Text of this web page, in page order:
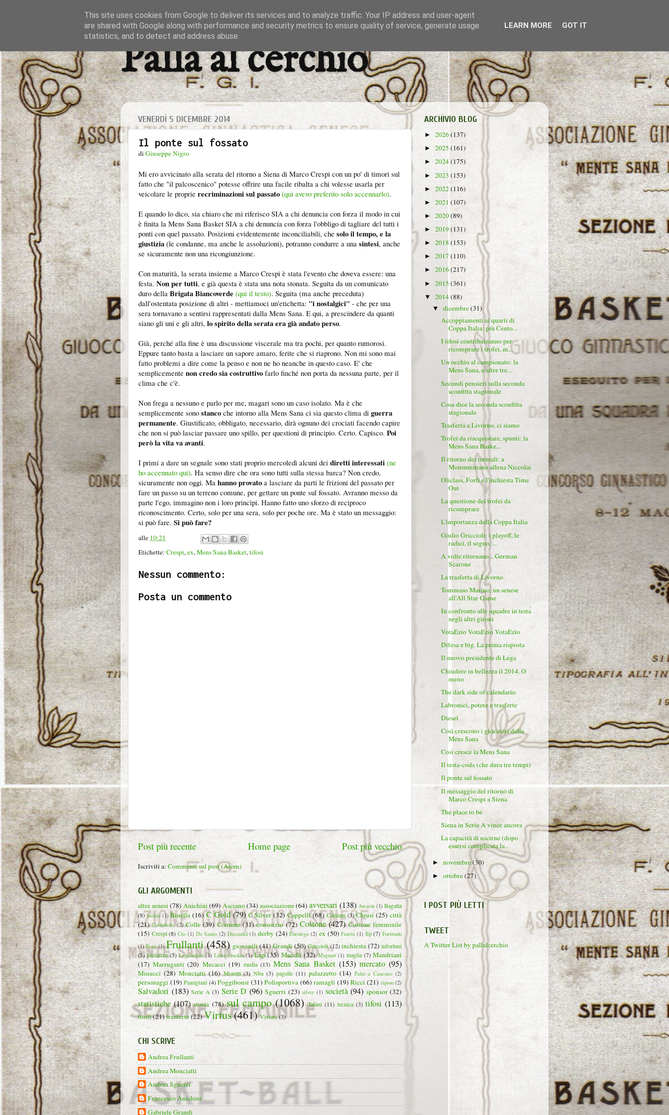
Palla al cerchio
VENERDÌ 5 DICEMBRE 2014
Il ponte sul fossato
diGiuseppe Nigro
Mi ero avvicinato alla serata del ritorno a Siena di Marco Crespi con un po' di timori sul
fatto che "il palcoscenico" potesse offrire una facile ribalta a chi volesse usarla per
veicolare le proprie recriminazioni sul passato (qui avevo preferito solo accennarlo).
E quando lo dico, sia chiaro che mi riferisco SIA a chi denuncia con forza il modo in cui
è finita la Mens Sana Basket SIA a chi denuncia con forza l'obbligo di tagliare del tutti i
ponti con quel passato. Posizioni evidentemente inconciliabili, che solo il tempo, e la
giustizia (le condanne, ma anche le assoluzioni), potranno condurre a una sintesi, anche
se sicuramente non una ricongiunzione.
Con maturità, la serata insieme a Marco Crespi è stata l'evento che doveva essere: una
festa. Non per tutti, e già questa è stata una nota stonata. Seguita da un comunicato
duro della Brigata Biancoverde (qui il testo). Seguita (ma anche preceduta)
dall'ostentata posizione di altri - mettiamoci un'etichetta: "i nostalgici" - che per una
sera tornavano a sentirsi rappresentati dalla Mens Sana. E qui, a prescindere da quanti
siano gli uni e gli altri, lo spirito della serata era già andato perso.
Già, perché alla fine è una discussione viscerale ma tra pochi, per quanto rumorosi.
Eppure tanto basta a lasciare un sapore amaro, ferite che si riaprono. Non mi sono mai
fatto problemi a dire come la penso e non ne ho neanche in questo caso. E' che
semplicemente non credo sia costruttivo farlo finché non porta da nessuna parte, per il
clima che c'è.
Non frega a nessuno e parlo per me, magari sono un caso isolato. Ma è che
semplicemente sono stanco che intorno alla Mens Sana ci sia questo clima di guerra
permanente. Giustificato, obbligato, necessario, dirà ognuno dei crociati facendo capire
che non si può lasciar passare uno spillo, per questioni di principio. Certo. Capisco. Poi
però la vita va avanti.
I primi a dare un segnale sono stati proprio mercoledì alcuni dei diretti interessati (ne
ho accennato qui). Ha senso dire che ora sono tutti sulla stessa barca? Non credo,
sicuramente non oggi. Ma hanno provato a lasciare da parti le frizioni del passato per
fare un passo su un terreno comune, per gettare un ponte sul fossato. Avranno messo da
parte l'ego, immagino non i loro princìpi. Hanno fatto uno sforzo di reciproco
riconoscimento. Certo, solo per una sera, solo per poche ore. Ma è stato un messaggio:
si può fare. Si può fare?
alle 10:21
Etichette: Crespi, ex, Mens Sana Basket, tifosi
Nessun commento:
Posta un commento
Post più recente Post più vecchio
Home page
Iscriviti a: Commenti sul post (Atom)
GLI ARGOMENTI
altre senesi(78) Anichini(69) Asciano(34) associazione(64) avversari (138) Awards (1) Bagatta
(8) baskin (1) Binella (16) C Gold (79) C Silver (32) Cappelli (68) Catalani (3) Chiusi (25) città
(21) Coldebella (2) Colle (39) Comune (31) consorzio (72) Costone (427) Costone femminile
(15) Crespi (8) Cus (1) De Santis (2) Decandia (1) derby (24) Eurolega (2) ex (50) Finetti (1) fip (7) Fortitudo
(1) Frati (1) Frullanti(458) giovanili(41)Grandi (50) Griccioli (12) inchiesta (72) infortuni
(5) iniziative (5) Legabasket (1) Libero basket (1) Lnp (35) Macchi (32) Maginot (1) maglia (7) Mandriani
(17) Marruganti (20) Mecacci (19) media (13) Mens Sana Basket (153) mercato (95)
Minucci (28) Monciatti (16) Moretti (3) Nba (3) pagelle (11) palazzetto (14) Palio a Canestro (2)
personaggi (19) Pianigiani (4) Poggibonsi (31) Polisportiva (66) ramagli (19) Ricci (21) riposo (2)
Salvadori (183) Serie A (3) Serie D (96) Sguerri (23) silver (1) società (94) sponsor (32)
statistiche (107) storia (78) sul campo (1068) Tafani (11) tecnica (3) tifosi (113)
titoli(21)trasferte(22)Virtus(461) Viviani(3)
CHI SCRIVE
Andrea Frullanti
Andrea Monciatti
Andrea Sguerri
Francesco Anichini
Gabriele Grandi
ARCHIVIO BLOG
► 2026(137)
► 2025 (161)
► 2024(175)
► 2023 (153)
► 2022(116)
► 2021 (107)
► 2020(89)
► 2019(131)
► 2018 (153)
► 2017 (110)
► 2016(217)
► 2015 (361)
▼ 2014(88)
▼dicembre(31)
Accoppiamenti ai quarti di
Coppa Italia: più Cento...
I tifosi contribuiranno per
ricomprare i trofei, m...
Un occhio al campionato: la
Mens Sana, e altre tre...
Secondi pensieri sulla seconda
sconfitta stagionale
Cosa dice la seconda sconfitta
stagionale
Trasferta a Livorno, ci siamo
Trofei da riacquistare, spunti: la
Mens Sana Baske...
Il ritorno dei termali: a
Monsummano allena Niccolai
Oliclass, Forlì e l'inchiesta Time
Out
La questione dei trofei da
ricomprare
L'importanza della Coppa Italia
Giulio Griccioli: i playoff, le
radici, il sogno, ...
A volte ritornano... German
Scarone
La trasferta di Livorno
Tommaso Marino, un senese
all'All Star Game
In confronto alle squadre in testa
negli altri gironi
VotaEzio VotaEzio VotaEzio
Difesa e big. La prima risposta
Il nuovo presidente di Lega
Chiudere in bellezza il 2014. O
meno
The dark side of calendario
Labronici, potere e trasferte
Diesel
Così crescono i giocatori della
Mens Sana
Così cresce la Mens Sana
Il testa-coda (che dura tre tempi)
Il ponte sul fossato
Il messaggio del ritorno di
Marco Crespi a Siena
The place to be
Siena in Serie A vince ancora
La capacità di uscirne (dopo
essersi complicata la...
►novembre(30)
►ottobre(27)
I POST PIÙ LETTI
TWEET
A Twitter List by pallalcerchio
This site uses cookies from Google to deliver its services and to analyze traffic. Your IP address and user-agent
are shared with Google along with performance and security metrics to ensure quality of service, generate usage
statistics, and to detect and address abuse.
LEARN MORE GOT IT